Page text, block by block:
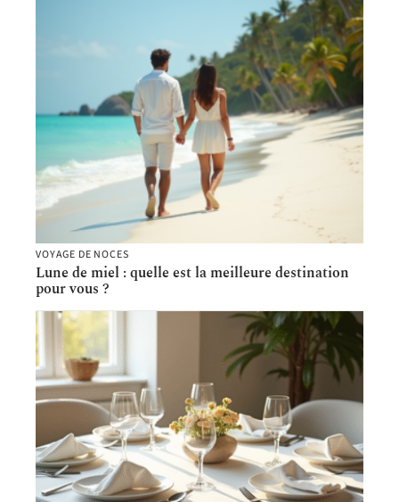
VOYAGE DE NOCES
Lune de miel : quelle est la meilleure destination
pour vous ?